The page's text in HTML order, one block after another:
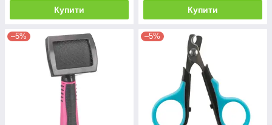
Купити Купити
–5% –5%